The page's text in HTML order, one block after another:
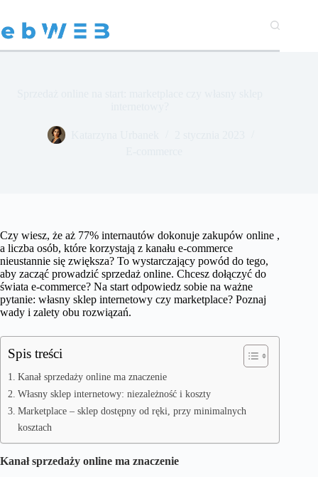
treści
Czy wiesz, że aż 77% internautów dokonuje zakupów online ,
a liczba osób, które korzystają z kanału e-commerce
nieustannie się zwiększa? To wystarczający powód do tego,
aby zacząć prowadzić sprzedaż online. Chcesz dołączyć do
świata e-commerce? Na start odpowiedz sobie na ważne
pytanie: własny sklep internetowy czy marketplace? Poznaj
wady i zalety obu rozwiązań.
Spis treści
Kanał sprzedaży online ma znaczenie
Własny sklep internetowy: niezależność i koszty
Marketplace – sklep dostępny od ręki, przy minimalnych
kosztach
Kanał sprzedaży online ma znaczenie